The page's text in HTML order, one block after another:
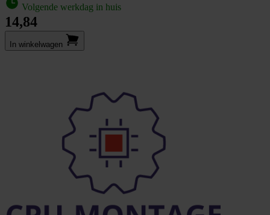
Volgende werkdag in huis
14,84
In winkel­wagen